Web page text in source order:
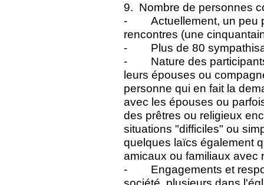
9. Nombre de personnes
- Actuellement, un peu
rencontres (une
- Plus de 80
- Nature des participants
leurs épouses ou
personne qui en fait la
avec les épouses ou
des prêtres ou religieux
situations "difficiles" ou
quelques laïcs également
amicaux ou familiaux avec
- Engagements et